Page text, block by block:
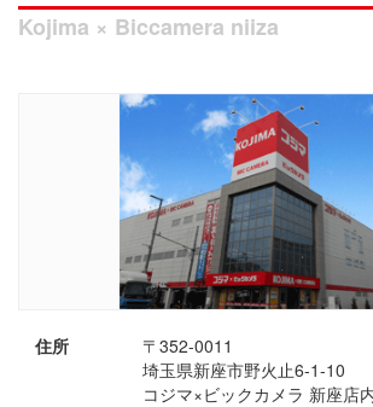
Kojima × Biccamera niiza
住所
〒352-0011
埼玉県新座市野火止6-1-10
コジマ×ビックカメラ 新座店